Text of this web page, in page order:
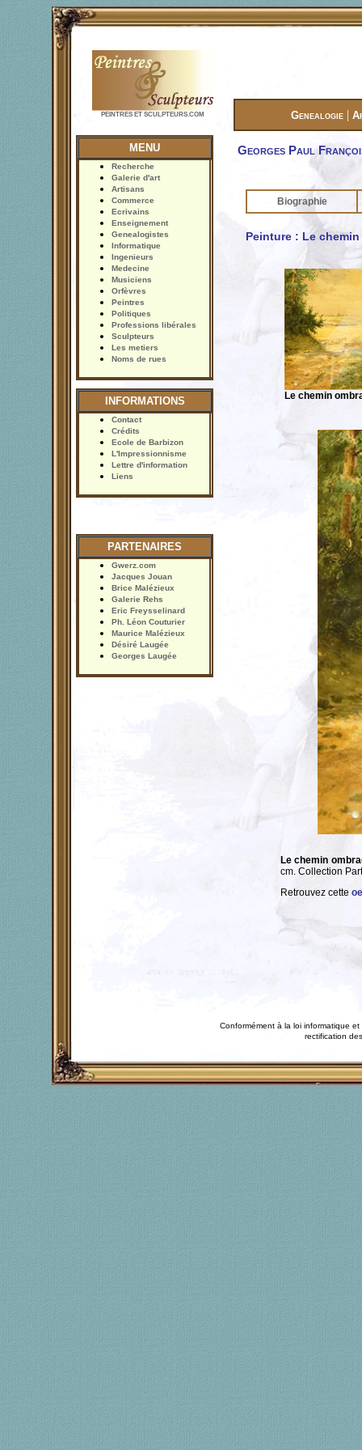
PEINTRES ET SCULPTEURS.COM Genealogie |
MENU
Recherche
Galerie d'art
Artisans
Commerce
Ecrivains
Enseignement
Genealogistes
Informatique
Ingenieurs
Medecine
Musiciens
Orfèvres
Peintres
Politiques
Professions libérales
Sculpteurs
Les metiers
Noms de rues
INFORMATIONS
Contact
Crédits
Ecole de Barbizon
L'Impressionnisme
Lettre d'information
Liens
PARTENAIRES
Gwerz.com
Jacques Jouan
Brice Malézieux
Galerie Rehs
Eric Freysselinard
Ph. Léon Couturier
Maurice Malézieux
Désiré Laugée
Georges Laugée
Georges Paul
Biographie
Peinture : Le
Le chemin
Le chemin
cm. Collection
Retrouvez cette
Conformément à la loi informatique
rectification